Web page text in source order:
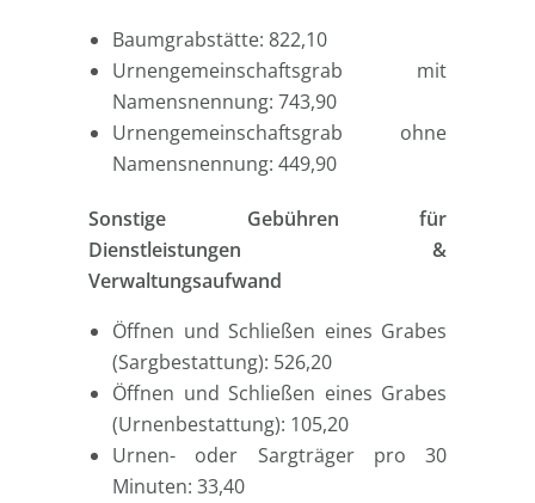
Baumgrabstätte: 822,10
Urnengemeinschaftsgrab mit
Namensnennung: 743,90
Urnengemeinschaftsgrab ohne
Namensnennung: 449,90
Sonstige Gebühren für
Dienstleistungen &
Verwaltungsaufwand
Öffnen und Schließen eines Grabes
(Sargbestattung): 526,20
Öffnen und Schließen eines Grabes
(Urnenbestattung): 105,20
Urnen- oder Sargträger pro 30
Minuten: 33,40